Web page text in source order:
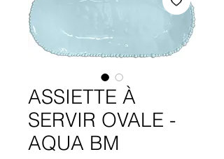
ASSIETTE À
SERVIR OVALE -
AQUA BM